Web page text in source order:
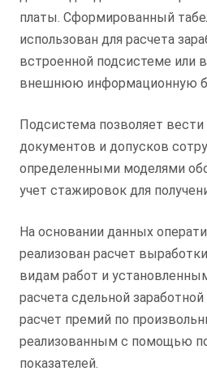
платы. Сформированный
использован для расчета
встроенной подсистеме или
внешнюю информационную
Подсистема позволяет
документов и допусков
определенными моделями
учет стажировок для
На основании данных
реализован расчет
видам работ и
расчета сдельной
расчет премий по
реализованным с помощью
показателей.